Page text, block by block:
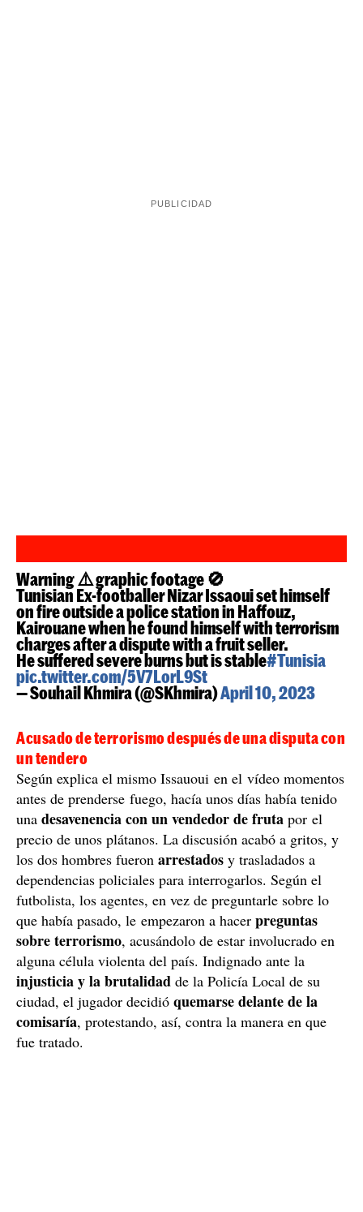
Warning ⚠️ graphic footage 🚫
Tunisian Ex-footballer Nizar Issaoui set himself
on fire outside a police station in Haffouz,
Kairouane when he found himself with terrorism
charges after a dispute with a fruit seller.
He suffered severe burns but is stable#Tunisia
pic.twitter.com/5V7LorL9St
— Souhail Khmira (@SKhmira)April 10, 2023
Acusado de terrorismo después de una disputa con
un tendero
Según explica el mismo Issauoui en el vídeo momentos
antes de prenderse fuego, hacía unos días había tenido
una desavenencia con un vendedor de fruta por el
precio de unos plátanos. La discusión acabó a gritos, y
los dos hombres fueron arrestados y trasladados a
dependencias policiales para interrogarlos. Según el
futbolista, los agentes, en vez de preguntarle sobre lo
que había pasado, le empezaron a hacer preguntas
sobre terrorismo, acusándolo de estar involucrado en
alguna célula violenta del país. Indignado ante la
injusticia y la brutalidad de la Policía Local de su
ciudad, el jugador decidió quemarse delante de la
comisaría, protestando, así, contra la manera en que
fue tratado.